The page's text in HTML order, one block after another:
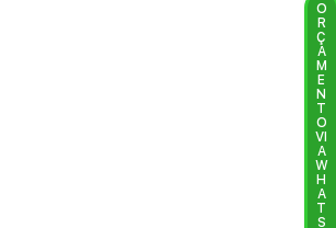
O
R
Ç
A
M
E
N
T
O
VI
A
W
H
A
T
S